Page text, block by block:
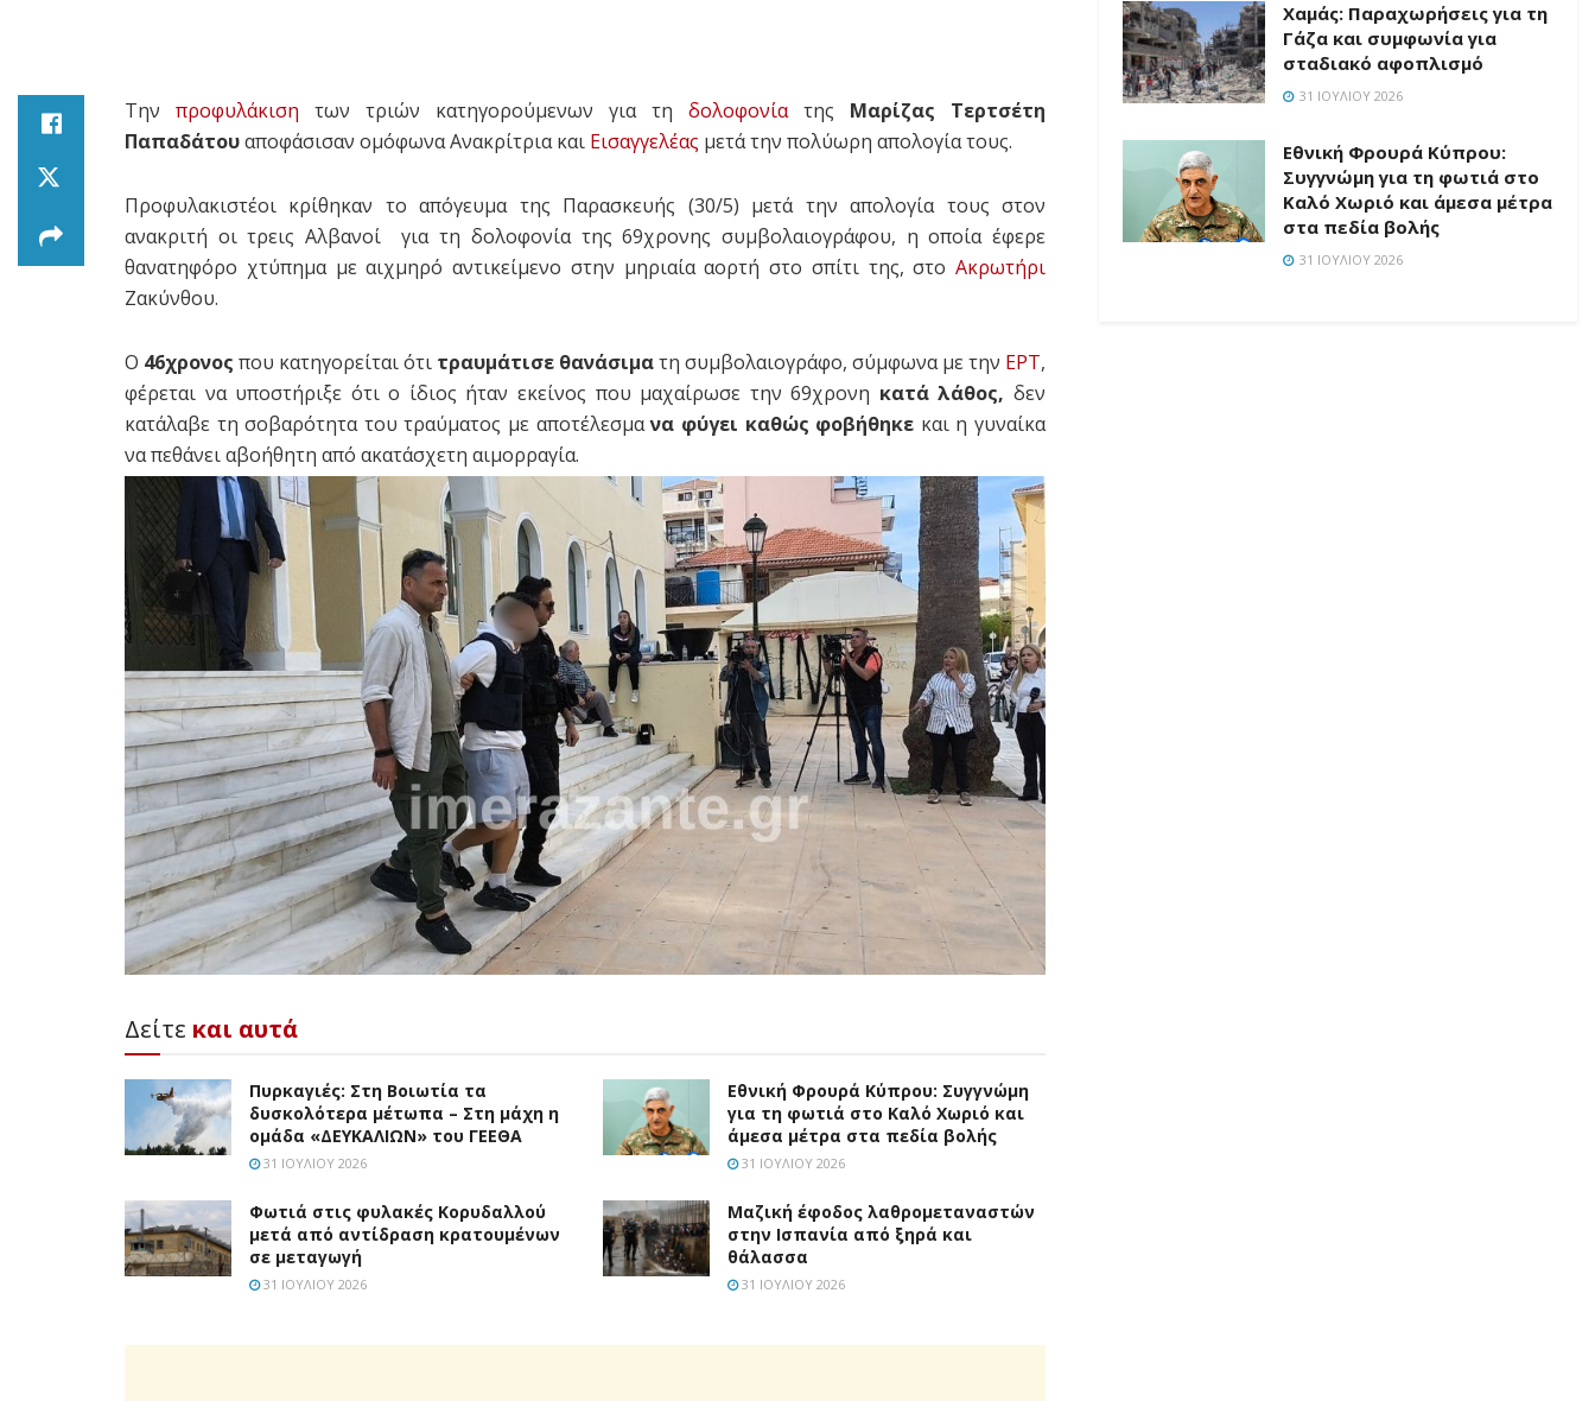
Την προφυλάκιση των τριών κατηγορούμενων για τη δολοφονίατης Μαρίζας Τερτσέτη
Παπαδάτουαποφάσισαν ομόφωνα Ανακρίτρια και Εισαγγελέας μετά την πολύωρη απολογία τους.
Προφυλακιστέοι κρίθηκαν το απόγευμα της Παρασκευής (30/5) μετά την απολογία τους στον
ανακριτή οι τρεις Αλβανοί για τη δολοφονία της 69χρονης συμβολαιογράφου, η οποία έφερε
θανατηφόρο χτύπημα με αιχμηρό αντικείμενο στην μηριαία αορτή στο σπίτι της, στο Ακρωτήρι
Ζακύνθου.
Ο 46χρονος που κατηγορείται ότι τραυμάτισε θανάσιματη συμβολαιογράφο, σύμφωνα με την ΕΡΤ,
φέρεται να υποστήριξε ότι ο ίδιος ήταν εκείνος που μαχαίρωσε την 69χρονη κατά λάθος, δεν
κατάλαβε τη σοβαρότητα του τραύματος με αποτέλεσμανα φύγει καθώς φοβήθηκε και η γυναίκα
να πεθάνει αβοήθητη από ακατάσχετη αιμορραγία.
Δείτε και αυτά
Πυρκαγιές: Στη Βοιωτία τα
δυσκολότερα μέτωπα – Στη μάχη η
ομάδα «ΔΕΥΚΑΛΙΩΝ» του ΓΕΕΘΑ
31 ΙΟΥΛΊΟΥ 2026
Εθνική Φρουρά Κύπρου: Συγγνώμη
για τη φωτιά στο Καλό Χωριό και
άμεσα μέτρα στα πεδία βολής
31 ΙΟΥΛΊΟΥ 2026
Φωτιά στις φυλακές Κορυδαλλού
μετά από αντίδραση κρατουμένων
σε μεταγωγή
31 ΙΟΥΛΊΟΥ 2026
Μαζική έφοδος λαθρομεταναστών
στην Ισπανία από ξηρά και
θάλασσα
31 ΙΟΥΛΊΟΥ 2026
Χαμάς: Παραχωρήσεις για τη
Γάζα και συμφωνία για
σταδιακό αφοπλισμό
31 ΙΟΥΛΊΟΥ 2026
Εθνική Φρουρά Κύπρου:
Συγγνώμη για τη φωτιά στο
Καλό Χωριό και άμεσα μέτρα
στα πεδία βολής
31 ΙΟΥΛΊΟΥ 2026